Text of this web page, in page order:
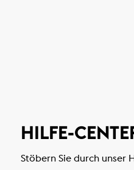
HILFE-
Stöbern Sie durch unser